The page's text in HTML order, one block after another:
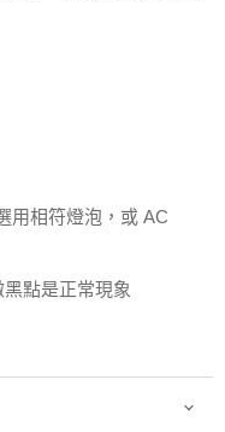
用相符燈泡，或 AC
點是正常現象